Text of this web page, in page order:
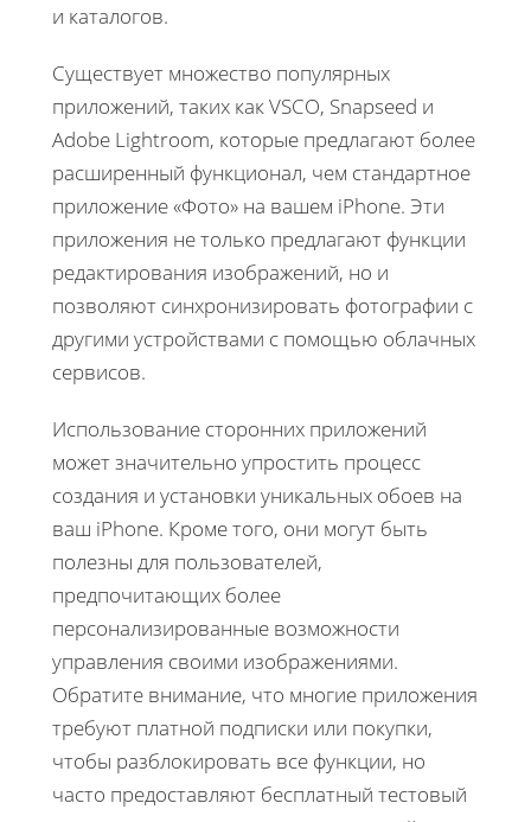
и каталогов.
Существует множество популярных
приложений, таких как VSCO, Snapseed и
Adobe Lightroom, которые предлагают более
расширенный функционал, чем стандартное
приложение «Фото» на вашем iPhone. Эти
приложения не только предлагают функции
редактирования изображений, но и
позволяют синхронизировать фотографии с
другими устройствами с помощью облачных
сервисов.
Использование сторонних приложений
может значительно упростить процесс
создания и установки уникальных обоев на
ваш iPhone. Кроме того, они могут быть
полезны для пользователей,
предпочитающих более
персонализированные возможности
управления своими изображениями.
Обратите внимание, что многие приложения
требуют платной подписки или покупки,
чтобы разблокировать все функции, но
часто предоставляют бесплатный тестовый